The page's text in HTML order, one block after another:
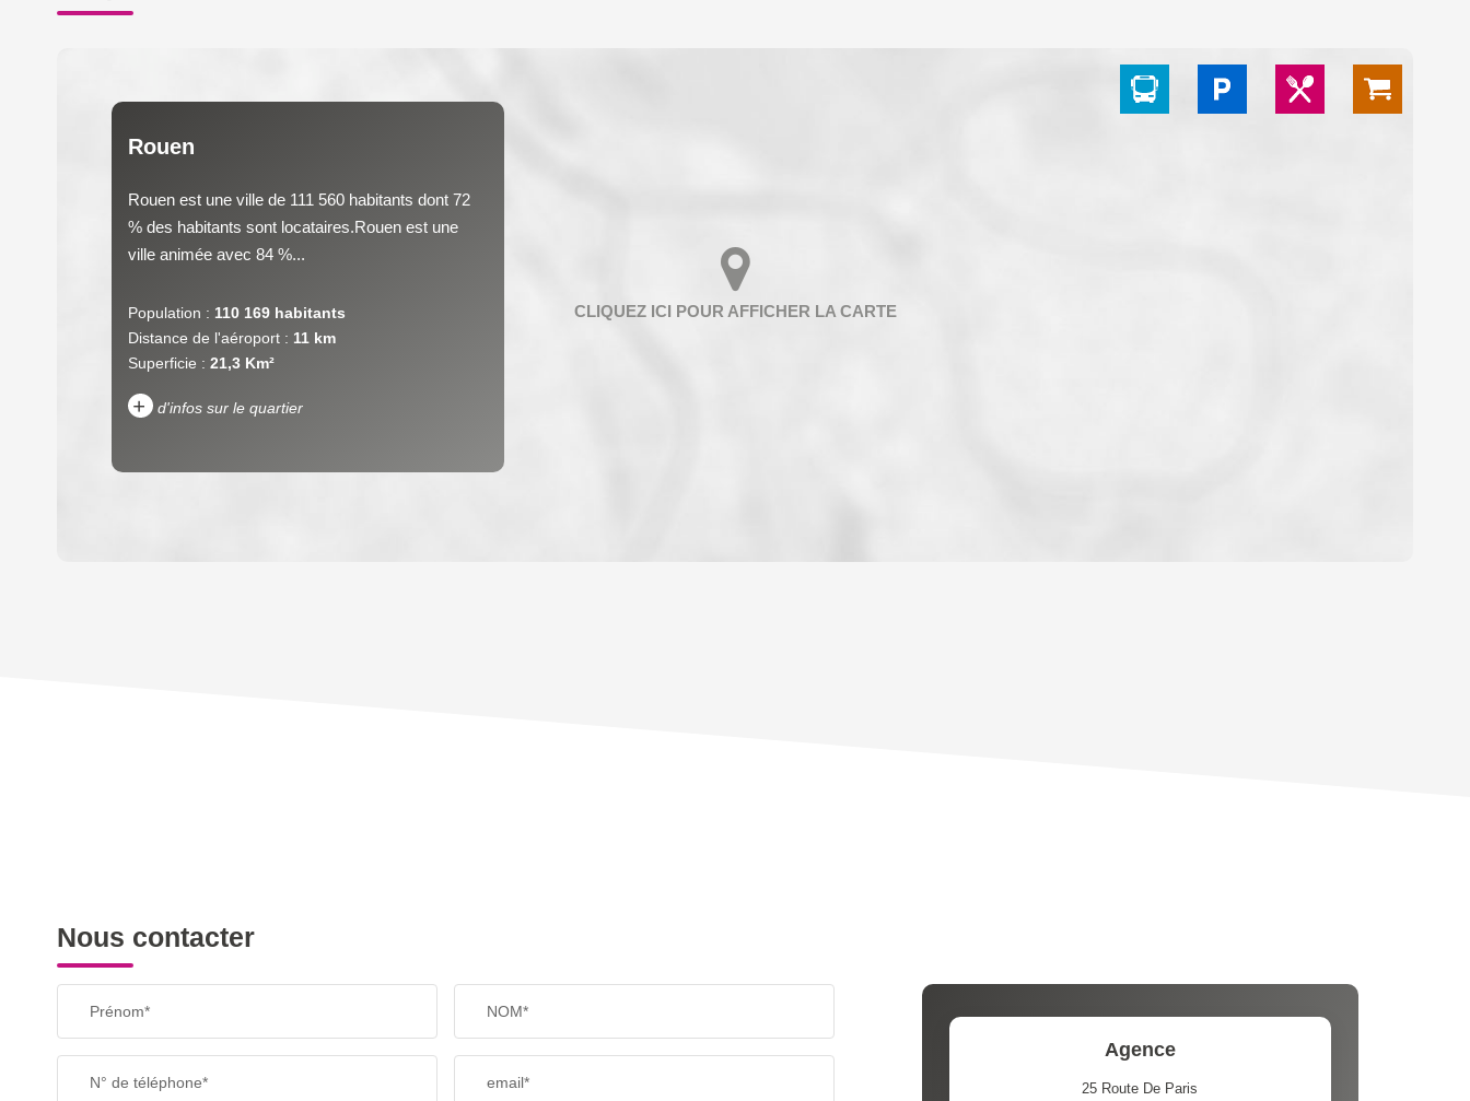
Rouen
Rouen est une ville de 111 560 habitants dont 72
% des habitants sont locataires.Rouen est une
ville animée avec 84 %...
Population : 110 169 habitants
Distance de l'aéroport : 11 km
Superficie : 21,3 Km²
+ d'infos sur le quartier
Nous contacter
Prénom* NOM*
N° de téléphone* email*
Agence
25 Route De Paris